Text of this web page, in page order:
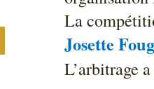
La
Josette
L’arbitrage